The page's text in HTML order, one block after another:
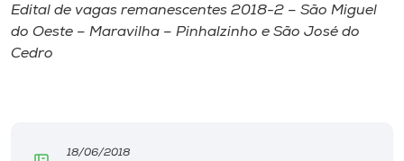
Diplomados
Edital de vagas remanescentes 2018-2 – São Miguel
do Oeste – Maravilha – Pinhalzinho e São José do
Cedro
18/06/2018